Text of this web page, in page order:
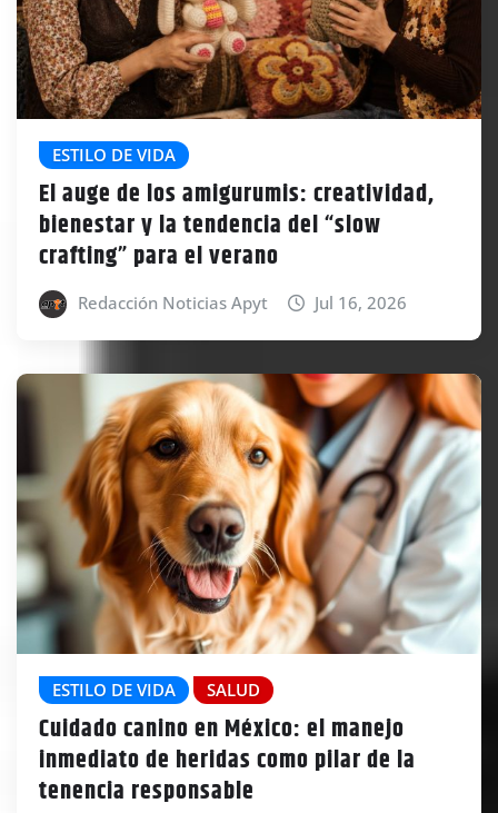
ESTILO DE VIDA
El auge de los amigurumis: creatividad,
bienestar y la tendencia del “slow
crafting” para el verano
Redacción Noticias Apyt Jul 16, 2026
ESTILO DE VIDA SALUD
Cuidado canino en México: el manejo
inmediato de heridas como pilar de la
tenencia responsable